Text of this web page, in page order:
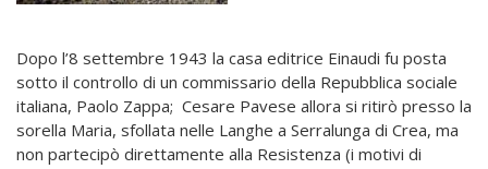
Dopo l’8 settembre 1943 la casa editrice Einaudi fu posta
sotto il controllo di un commissario della Repubblica sociale
italiana, Paolo Zappa; Cesare Pavese allora si ritirò presso la
sorella Maria, sfollata nelle Langhe a Serralunga di Crea, ma
non partecipò direttamente alla Resistenza (i motivi di